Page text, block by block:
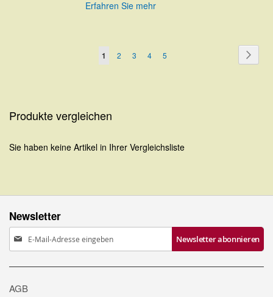
Erfahren Sie mehr
Seite
Sie
1 Seite
2 Seite
3 Seite
4 Seite
5
Produkte vergleichen
Sie haben keine Artikel in Ihrer Vergleichsliste
Newsletter
Anmeldung
zum
Newsletter:
Newsletter abonnieren
AGB